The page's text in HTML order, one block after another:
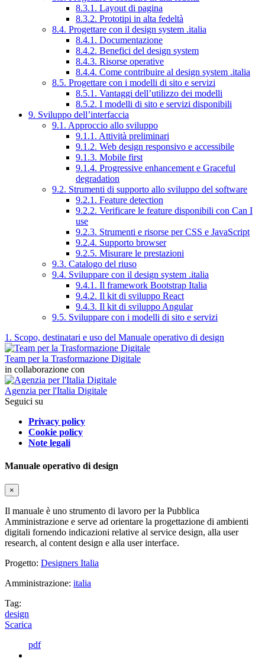
8.3.1. Layout di pagina
8.3.2. Prototipi in alta fedeltà
8.4. Progettare con il design system .italia
8.4.1. Documentazione
8.4.2. Benefici del design system
8.4.3. Risorse operative
8.4.4. Come contribuire al design system .italia
8.5. Progettare con i modelli di sito e servizi
8.5.1. Vantaggi dell’utilizzo dei modelli
8.5.2. I modelli di sito e servizi disponibili
9. Sviluppo dell’interfaccia
9.1. Approccio allo sviluppo
9.1.1. Attività preliminari
9.1.2. Web design responsivo e accessibile
9.1.3. Mobile first
9.1.4. Progressive enhancement e Graceful
degradation
9.2. Strumenti di supporto allo sviluppo del software
9.2.1. Feature detection
9.2.2. Verificare le feature disponibili con Can I
use
9.2.3. Strumenti e risorse per CSS e JavaScript
9.2.4. Supporto browser
9.2.5. Misurare le prestazioni
9.3. Catalogo del riuso
9.4. Sviluppare con il design system .italia
9.4.1. Il framework Bootstrap Italia
9.4.2. Il kit di sviluppo React
9.4.3. Il kit di sviluppo Angular
9.5. Sviluppare con i modelli di sito e servizi
1. Scopo, destinatari e uso del Manuale operativo di design
Team per la Trasformazione Digitale
in collaborazione con
Agenzia per l'Italia Digitale
Seguici su
Privacy policy
Cookie policy
Note legali
Manuale operativo di design
×
Il manuale è uno strumento di lavoro per la Pubblica
Amministrazione e serve ad orientare la progettazione di ambienti
digitali fornendo indicazioni relative al service design, alla user
research, al content design e alla user interface.
Progetto: Designers Italia
Amministrazione: italia
Tag:
design
Scarica
pdf